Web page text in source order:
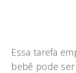
Essa tarefa
bebê pode